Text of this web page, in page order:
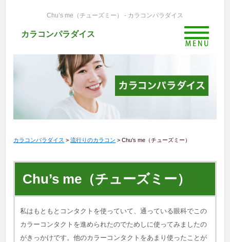
Chu’s me（チューズミー） - カラコンパラダイス
カラコンパラダイス
カラコンパラダイス >流行りのカラコン >Chu’s me（チューズミー）
Chu’s me（チューズミー）
私はもともとコンタクトを使っていて、通っている眼科でこの
カラーコンタクトを進められたのでためしに使ってみましたの
がきっかけです。他のカラーコンタクトをあまり使ったことが